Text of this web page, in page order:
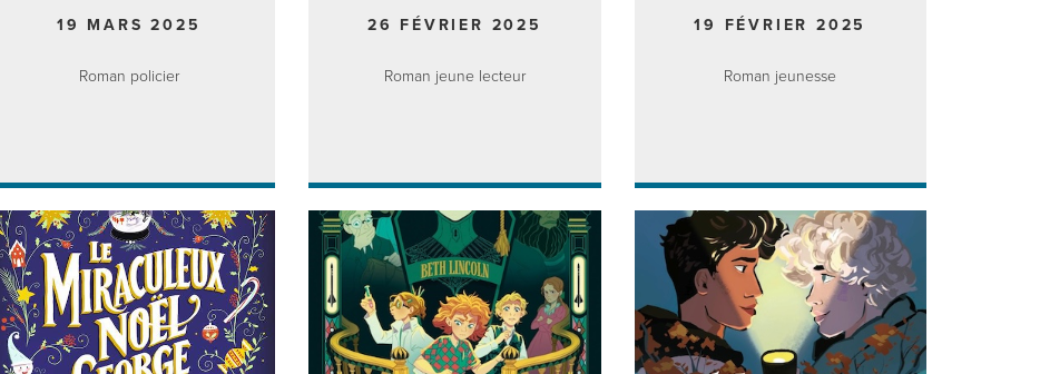
19 MARS 2025
Roman policier
26 FÉVRIER 2025
Roman jeune lecteur
19 FÉVRIER 2025
Roman jeunesse